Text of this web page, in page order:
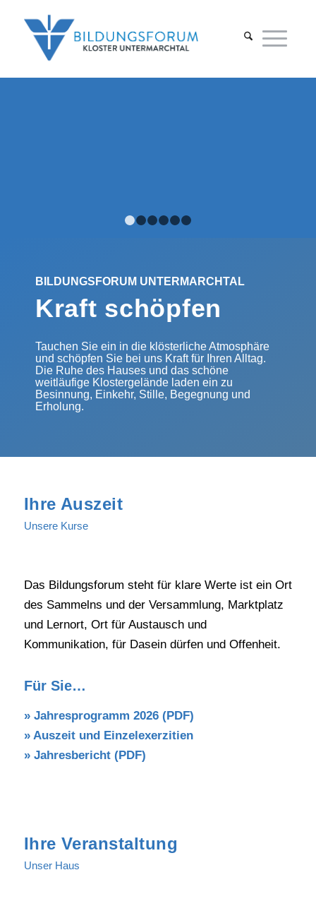
BILDUNGSFORUM UNTER­MARCH­TAL
Kraft schöpfen
Tauchen Sie ein in die klösterliche Atmosphäre
und schöpfen Sie bei uns Kraft für Ihren Alltag.
Die Ruhe des Hauses und das schöne
weitläufige Klostergelände laden ein zu
Besinnung, Einkehr, Stille, Begegnung und
Erholung.
Ihre Auszeit
Unsere Kurse
Das Bildungsforum steht für klare Werte ist ein Ort
des Sammelns und der Versammlung, Marktplatz
und Lernort, Ort für Austausch und
Kommunikation, für Dasein dürfen und Offenheit.
Für Sie…
» Jahresprogramm 2026 (PDF)
» Auszeit und Einzelexerzitien
» Jahresbericht (PDF)
Ihre Veranstaltung
Unser Haus